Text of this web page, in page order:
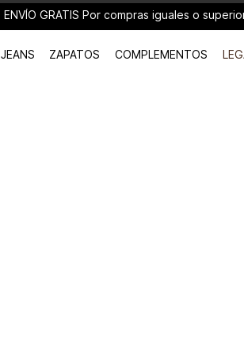
ENVÍO GRATIS Por compras iguales o
JEANS ZAPATOS COMPLEMENTOS